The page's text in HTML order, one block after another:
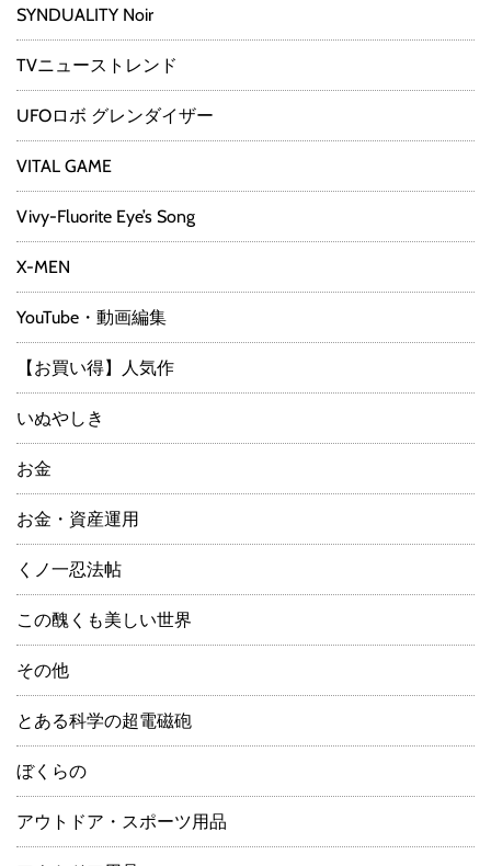
SYNDUALITY Noir
TVニューストレンド
UFOロボ グレンダイザー
VITAL GAME
Vivy-Fluorite Eye’s Song
X-MEN
YouTube・動画編集
【お買い得】人気作
いぬやしき
お金
お金・資産運用
くノ一忍法帖
この醜くも美しい世界
その他
とある科学の超電磁砲
ぼくらの
アウトドア・スポーツ用品